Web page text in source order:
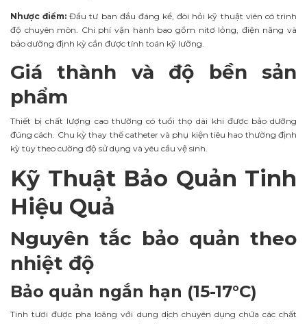
Nhược điểm: Đầu tư ban đầu đáng kể, đòi hỏi kỹ thuật viên có trình
độ chuyên môn. Chi phí vận hành bao gồm nitơ lỏng, điện năng và
bảo dưỡng định kỳ cần được tính toán kỹ lưỡng.
Giá thành và độ bền sản
phẩm
Thiết bị chất lượng cao thường có tuổi thọ dài khi được bảo dưỡng
đúng cách. Chu kỳ thay thế catheter và phụ kiện tiêu hao thường định
kỳ tùy theo cường độ sử dụng và yêu cầu vệ sinh.
Kỹ Thuật Bảo Quản Tinh
Hiệu Quả
Nguyên tắc bảo quản theo
nhiệt độ
Bảo quản ngắn hạn (15-17°C)
Tinh tươi được pha loãng với dung dịch chuyên dụng chứa các chất